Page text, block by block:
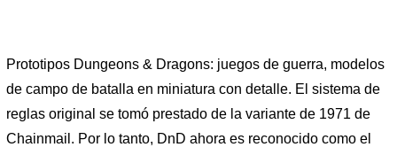
Prototipos Dungeons & Dragons: juegos de guerra, modelos
de campo de batalla en miniatura con detalle. El sistema de
reglas original se tomó prestado de la variante de 1971 de
Chainmail. Por lo tanto, DnD ahora es reconocido como el